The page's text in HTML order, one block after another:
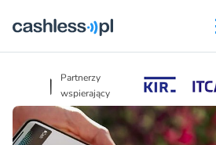
Partnerzy
wspierający